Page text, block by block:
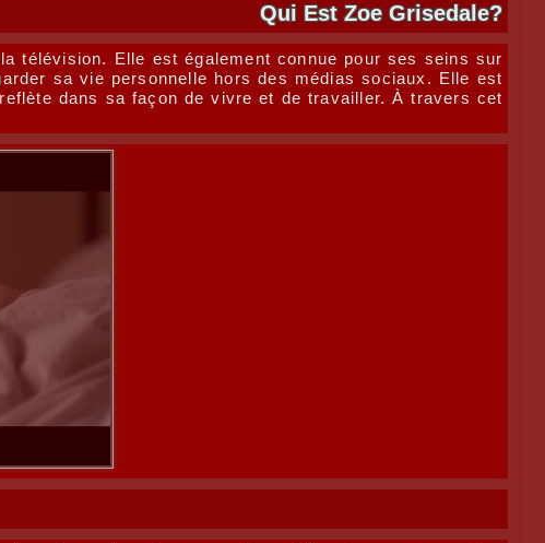
Qui Est Zoe Grisedale?
télévision. Elle est également connue pour ses seins sur
sa vie personnelle hors des médias sociaux. Elle est
dans sa façon de vivre et de travailler. À travers cet